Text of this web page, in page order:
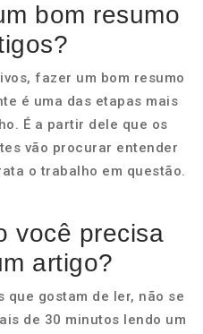
bom resumo
fazer um bom resumo
é uma das etapas mais
É a partir dele que os
vão procurar entender
o trabalho em questão.
você precisa
artigo?
que gostam de ler, não se
de 30 minutos lendo um